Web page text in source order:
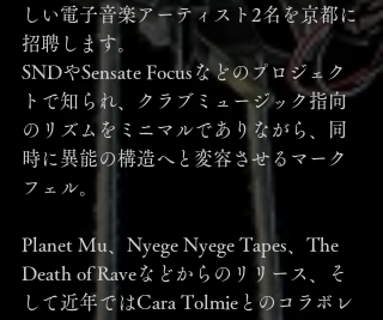
しい電子音楽アーティスト2名を京都に
招聘します。
SNDやSensate Focusなどのプロジェク
トで知られ、クラブミュージック指向
のリズムをミニマルでありながら、同
時に異能の構造へと変容させるマーク
フェル。
Planet Mu、Nyege Nyege Tapes、The
Death of Raveなどからのリリース、そ
して近年ではCara Tolmieとのコラボレ